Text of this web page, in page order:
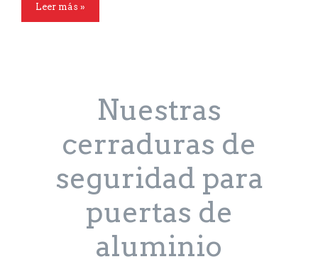
Leer más »
Nuestras
cerraduras de
seguridad para
puertas de
aluminio